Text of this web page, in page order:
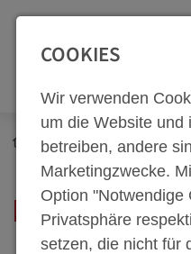
Zur Top Navigation
Newsroom
NEWS
COOKIES
Wir verwenden
um die Website und
betreiben, andere
Marketingzwecke.
Option "Notwendige
Privatsphäre
setzen, die nicht für